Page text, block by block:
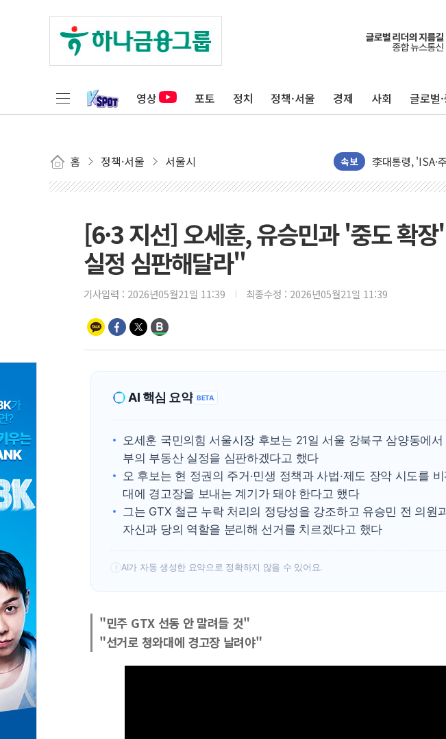
영상 포토 정치 정책·서울 경제 사회 글로벌
홈 정책·서울 서울시 속보
中 전방위 아파트
인제 용대리 계
강원 중·남부 동
청양 밭에서 일
李대통령, 'ISA·
'호우 특보' 경북
오세훈 "용산공
충북 주말 무더
뉴욕증시, 고용
유럽증시, 美
[6·3 지선] 오세훈, 유승민과 '중도 확
실정 심판해달라"
기사입력 : 2026년05월21일 11:39 최종수정 : 2026년05월21일 11:39
AI 핵심 요약 BETA
오세훈 국민의힘 서울시장 후보는 21일 서울 강북구 삼양동에
부의 부동산 실정을 심판하겠다고 했다
오 후보는 현 정권의 주거·민생 정책과 사법·제도 장악 시도를
대에 경고장을 보내는 계기가 돼야 한다고 했다
그는 GTX 철근 누락 처리의 정당성을 강조하고 유승민 전 의원
자신과 당의 역할을 분리해 선거를 치르겠다고 했다
! AI가 자동 생성한 요약으로 정확하지 않을 수 있어요.
"민주 GTX 선동 안 말려들 것"
"선거로 청와대에 경고장 날려야"